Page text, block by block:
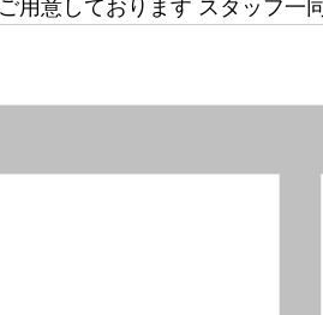
用意しております スタッフ一